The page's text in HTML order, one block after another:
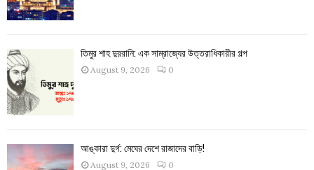
তিমুর শাহ দুররানি: এক সাম্রাজ্যের উত্তরাধিকারীর গল্প
August 9, 2026 0
আঙ্কারা দুর্গ: মেঘের দেশে রাজাদের বাড়ি!
August 9, 2026 0